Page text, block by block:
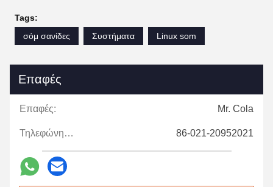
Tags:
σόμ σανίδες
Συστήματα Linux som
Επαφές
Επαφές: Mr. Cola
Τηλεφώνημα: 86-021-20952021